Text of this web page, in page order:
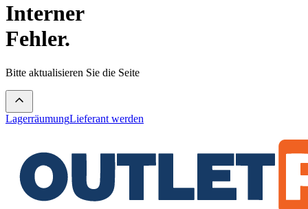
Interner
Fehler.
Bitte aktualisieren Sie die Seite
LagerräumungLieferant werden